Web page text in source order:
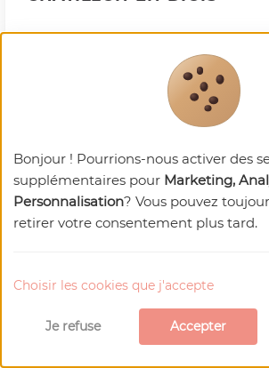
Drôme
COARAZE
Bonjour ! Pourrions-nous activer des
supplémentaires pour Marketing,
Personnalisation? Vous pouvez
retirer votre consentement plus tard.
Choisir les cookies que j'accepte
Je refuse Accepter